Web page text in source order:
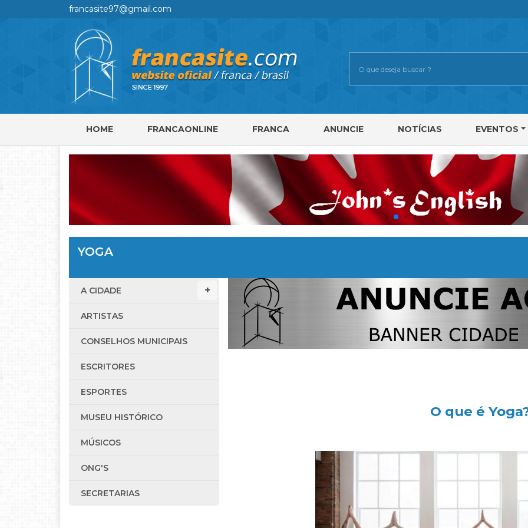
francasite97@gmail.com
HOME FRANCAONLINE FRANCA ANUNCIE NOTÍCIAS EVENTOS
YOGA
A CIDADE
ARTISTAS
CONSELHOS MUNICIPAIS
ESCRITORES
ESPORTES
MUSEU HISTÓRICO
MÚSICOS
ONG'S
SECRETARIAS
O que é